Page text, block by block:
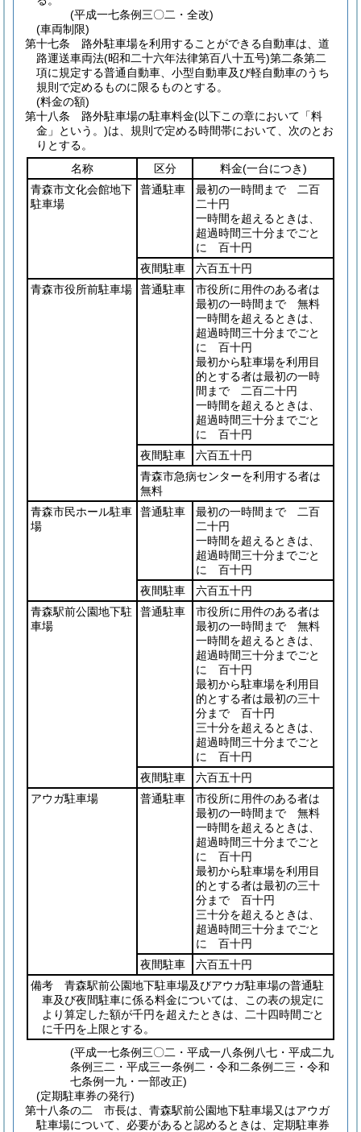
(平成一七条例三〇二・全改)
(車両制限)
第十七条
路外駐車場を利用することができる自動車は、道
路運送車両法(昭和二十六年法律第百八十五号)第二条第二
項に規定する普通自動車、小型自動車及び軽自動車のうち
規則で定めるものに限るものとする。
(料金の額)
第十八条
路外駐車場の駐車料金(以下この章において「料
金」という。)は、規則で定める時間帯において、次のとお
りとする。
名称
区分 料金(一台につき)
青森市文化会館地下
駐車場
普通駐車
最初の一時間まで 二百
二十円
一時間を超えるときは、
超過時間三十分までごと
に 百十円
夜間駐車
六百五十円
青森市役所前駐車場
普通駐車
市役所に用件のある者は
最初の一時間まで 無料
一時間を超えるときは、
超過時間三十分までごと
に 百十円
最初から駐車場を利用目
的とする者は最初の一時
間まで 二百二十円
一時間を超えるときは、
超過時間三十分までごと
に 百十円
夜間駐車
六百五十円
青森市急病センターを利用する者は
無料
青森市民ホール駐車
場
普通駐車
最初の一時間まで 二百
二十円
一時間を超えるときは、
超過時間三十分までごと
に 百十円
夜間駐車
六百五十円
青森駅前公園地下駐
車場
普通駐車
市役所に用件のある者は
最初の一時間まで 無料
一時間を超えるときは、
超過時間三十分までごと
に 百十円
最初から駐車場を利用目
的とする者は最初の三十
分まで 百十円
三十分を超えるときは、
超過時間三十分までごと
に 百十円
夜間駐車
六百五十円
アウガ駐車場
普通駐車
市役所に用件のある者は
最初の一時間まで 無料
一時間を超えるときは、
超過時間三十分までごと
に 百十円
最初から駐車場を利用目
的とする者は最初の三十
分まで 百十円
三十分を超えるときは、
超過時間三十分までごと
に 百十円
夜間駐車
六百五十円
備考 青森駅前公園地下駐車場及びアウガ駐車場の普通駐
車及び夜間駐車に係る料金については、この表の規定に
より算定した額が千円を超えたときは、二十四時間ごと
に千円を上限とする。
(平成一七条例三〇二・平成一八条例八七・平成二九
条例三二・平成三一条例二・令和二条例二三・令和
七条例一九・一部改正)
(定期駐車券の発行)
第十八条の二
市長は、青森駅前公園地下駐車場又はアウガ
駐車場について、必要があると認めるときは、定期駐車券